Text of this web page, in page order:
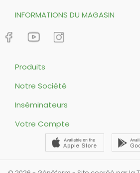
INFORMATIONS DU MAGASIN
Produits
Notre Société
Inséminateurs
Votre Compte